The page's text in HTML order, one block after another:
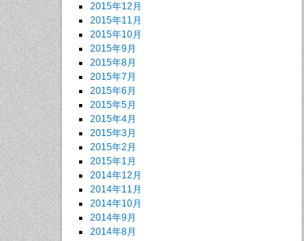
2015年12月
2015年11月
2015年10月
2015年9月
2015年8月
2015年7月
2015年6月
2015年5月
2015年4月
2015年3月
2015年2月
2015年1月
2014年12月
2014年11月
2014年10月
2014年9月
2014年8月